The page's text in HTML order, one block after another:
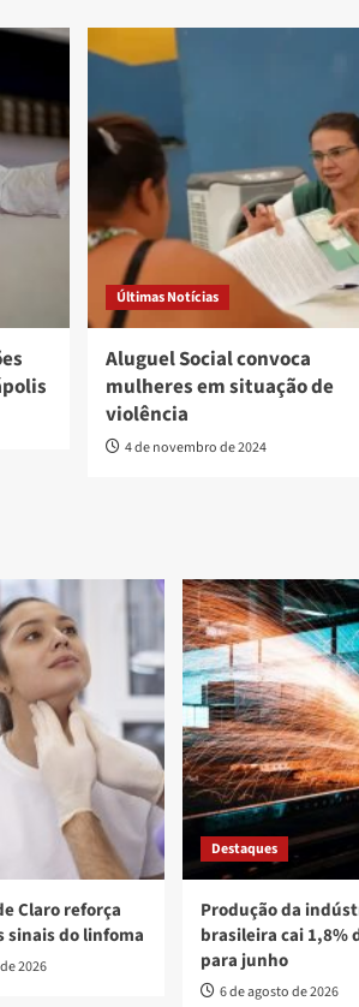
Últimas Notícias
Aluguel Social convoca
mulheres em situação de
violência
4 de novembro de 2024
Claro reforça
sinais do linfoma
2026
Destaques
Produção da
brasileira cai 1,8%
para junho
6 de agosto de 2026